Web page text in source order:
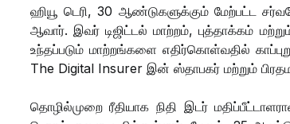
ஹியூ டெரி, 30 ஆண்டுகளுக்கும் மேற்பட்ட
ஆவார். இவர் டிஜிட்டல் மாற்றம், புத்தாக்கம்
உந்தப்படும் மாற்றங்களை எதிர்கொள்வதில்
The Digital Insurer இன் ஸ்தாபகர் மற்றும்
தொழில்முறை ரீதியாக நிதி இடர்